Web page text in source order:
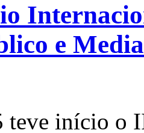
e
teve início o